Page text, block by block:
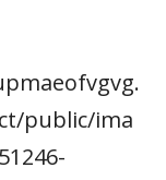
public/ima